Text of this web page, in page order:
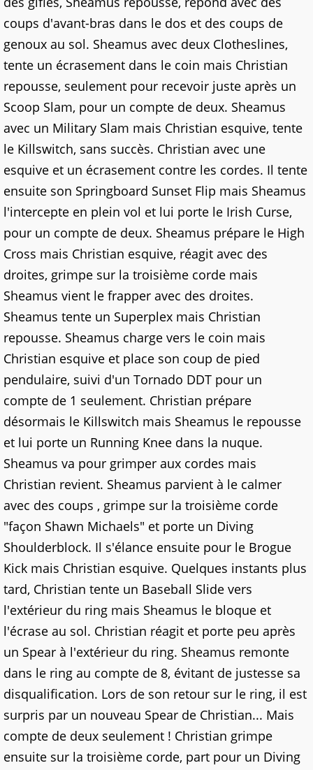
coups d'avant-bras dans le dos et des coups de
genoux au sol. Sheamus avec deux Clotheslines,
tente un écrasement dans le coin mais Christian
repousse, seulement pour recevoir juste après un
Scoop Slam, pour un compte de deux. Sheamus
avec un Military Slam mais Christian esquive, tente
le Killswitch, sans succès. Christian avec une
esquive et un écrasement contre les cordes. Il tente
ensuite son Springboard Sunset Flip mais Sheamus
l'intercepte en plein vol et lui porte le Irish Curse,
pour un compte de deux. Sheamus prépare le High
Cross mais Christian esquive, réagit avec des
droites, grimpe sur la troisième corde mais
Sheamus vient le frapper avec des droites.
Sheamus tente un Superplex mais Christian
repousse. Sheamus charge vers le coin mais
Christian esquive et place son coup de pied
pendulaire, suivi d'un Tornado DDT pour un
compte de 1 seulement. Christian prépare
désormais le Killswitch mais Sheamus le repousse
et lui porte un Running Knee dans la nuque.
Sheamus va pour grimper aux cordes mais
Christian revient. Sheamus parvient à le calmer
avec des coups , grimpe sur la troisième corde
"façon Shawn Michaels" et porte un Diving
Shoulderblock. Il s'élance ensuite pour le Brogue
Kick mais Christian esquive. Quelques instants plus
tard, Christian tente un Baseball Slide vers
l'extérieur du ring mais Sheamus le bloque et
l'écrase au sol. Christian réagit et porte peu après
un Spear à l'extérieur du ring. Sheamus remonte
dans le ring au compte de 8, évitant de justesse sa
disqualification. Lors de son retour sur le ring, il est
surpris par un nouveau Spear de Christian... Mais
compte de deux seulement ! Christian grimpe
ensuite sur la troisième corde, part pour un Diving